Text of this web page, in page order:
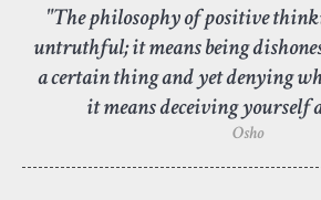
"The philosophy of positive
untruthful; it means being
a certain thing and yet denying
it means deceiving yourself
Osho